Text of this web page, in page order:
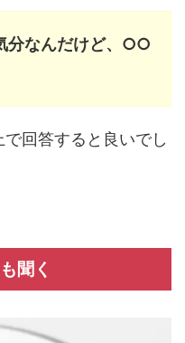
分なんだけど、○○
回答すると良いでし
聞く